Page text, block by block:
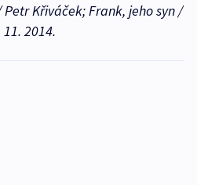
Křiváček; Frank, jeho syn /
2014.